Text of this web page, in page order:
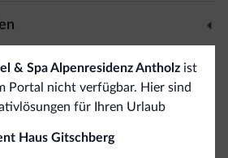
& Spa Alpenresidenz Antholzist
Portal nicht verfügbar. Hier sind
für Ihren Urlaub
Haus Gitschberg